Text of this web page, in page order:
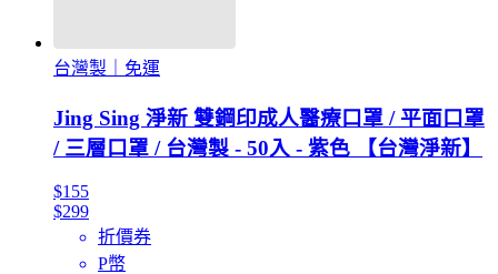
台灣製｜免運
Jing Sing 淨新 雙鋼印成人醫療口罩 / 平面口罩
/ 三層口罩 / 台灣製 - 50入 - 紫色 【台灣淨新】
$155
$299
折價券
P幣